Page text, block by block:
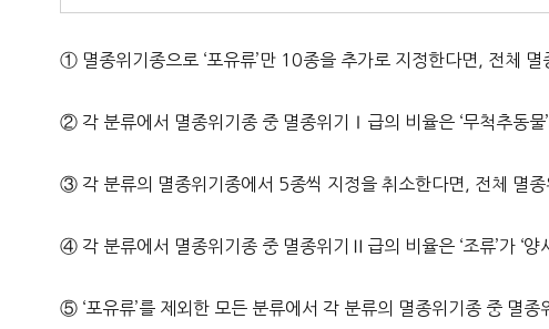
① 멸종위기종으로 ‘포유류’만 10종을 추가로 지정한다면, 전체 멸
② 각 분류에서 멸종위기종 중 멸종위기Ⅰ급의 비율은 ‘무척추동물’
③ 각 분류의 멸종위기종에서 5종씩 지정을 취소한다면, 전체 멸종
④ 각 분류에서 멸종위기종 중 멸종위기Ⅱ급의 비율은 ‘조류’가 ‘양
⑤ ‘포유류’를 제외한 모든 분류에서 각 분류의 멸종위기종 중 멸